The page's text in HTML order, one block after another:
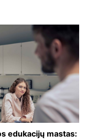
edukacijų mastas: